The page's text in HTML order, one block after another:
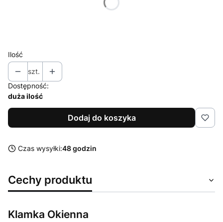
Ilość
szt.
Dostępność:
duża ilość
Dodaj do koszyka
Czas wysyłki:48 godzin
Cechy produktu
Klamka Okienna